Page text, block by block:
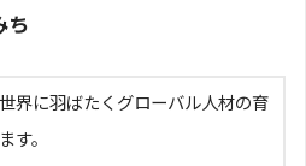
ち
界に羽ばたくグローバル人材の育
す。